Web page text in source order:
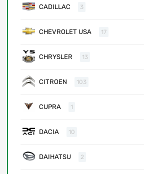
CADILLAC 3
CHEVROLET USA 17
CHRYSLER 13
CITROEN 103
CUPRA 1
DACIA 10
DAIHATSU 2